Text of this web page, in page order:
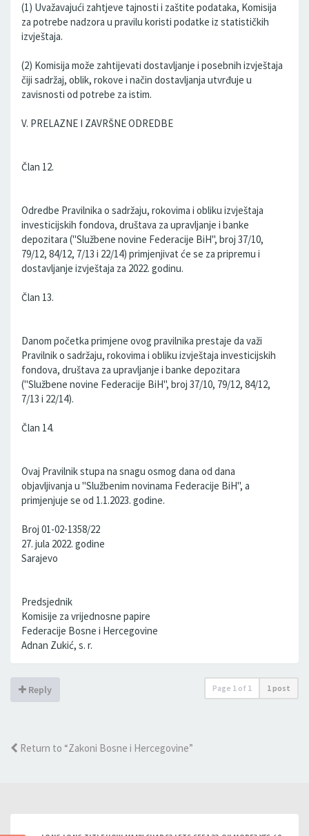
(1) Uvažavajući zahtjeve tajnosti i zaštite podataka, Komisija
za potrebe nadzora u pravilu koristi podatke iz statističkih
izvještaja.
(2) Komisija može zahtijevati dostavljanje i posebnih izvještaja
čiji sadržaj, oblik, rokove i način dostavljanja utvrđuje u
zavisnosti od potrebe za istim.
V. PRELAZNE I ZAVRŠNE ODREDBE
Član 12.
Odredbe Pravilnika o sadržaju, rokovima i obliku izvještaja
investicijskih fondova, društava za upravljanje i banke
depozitara ("Službene novine Federacije BiH", broj 37/10,
79/12, 84/12, 7/13 i 22/14) primjenjivat će se za pripremu i
dostavljanje izvještaja za 2022. godinu.
Član 13.
Danom početka primjene ovog pravilnika prestaje da važi
Pravilnik o sadržaju, rokovima i obliku izvještaja investicijskih
fondova, društava za upravljanje i banke depozitara
("Službene novine Federacije BiH", broj 37/10, 79/12, 84/12,
7/13 i 22/14).
Član 14.
Ovaj Pravilnik stupa na snagu osmog dana od dana
objavljivanja u "Službenim novinama Federacije BiH", a
primjenjuje se od 1.1.2023. godine.
Broj 01-02-1358/22
27. jula 2022. godine
Sarajevo
Predsjednik
Komisije za vrijednosne papire
Federacije Bosne i Hercegovine
Adnan Zukić, s. r.
Reply Page 1 of 1 1 post
Return to “Zakoni Bosne i Hercegovine”